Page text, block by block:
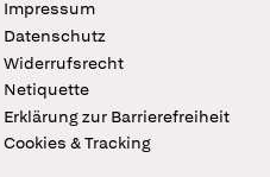
Impressum
Datenschutz
Widerrufsrecht
Netiquette
Erklärung zur Barrierefreiheit
Cookies & Tracking